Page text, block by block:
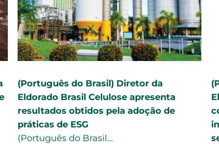
(Português do Brasil) Diretor da
Eldorado Brasil Celulose apresenta
resultados obtidos pela adoção de
práticas de ESG
(Português do Brasil…